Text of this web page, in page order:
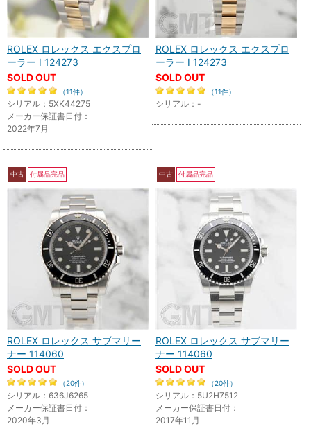
ROLEX ロレックス エクスプロ
ーラー I 124273
SOLD OUT
（11件）
シリアル：5XK44275
メーカー保証書日付：
2022年7月
ROLEX ロレックス エクスプロ
ーラー I 124273
SOLD OUT
（11件）
シリアル：-
中古 付属品完品
ROLEX ロレックス サブマリー
ナー 114060
SOLD OUT
（20件）
シリアル：636J6265
メーカー保証書日付：
2020年3月
中古 付属品完品
ROLEX ロレックス サブマリー
ナー 114060
SOLD OUT
（20件）
シリアル：5U2H7512
メーカー保証書日付：
2017年11月